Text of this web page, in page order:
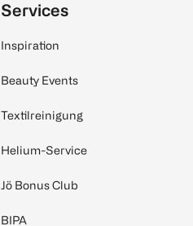
Services
Inspiration
Beauty Events
Textilreinigung
Helium-Service
Jö Bonus Club
BIPA